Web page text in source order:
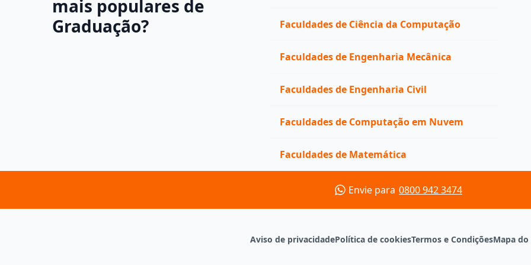
mais populares de
Graduação?
Faculdades de Ciência da Computação
Faculdades de Engenharia Mecânica
Faculdades de Engenharia Civil
Faculdades de Computação em Nuvem
Faculdades de Matemática
Envie para 0800 942 3474
Aviso de privacidadePolítica de cookiesTermos e CondiçõesMapa do